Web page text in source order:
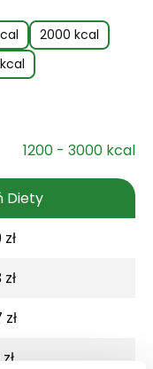
2000 kcal
1200 - 3000 kcal
Diety